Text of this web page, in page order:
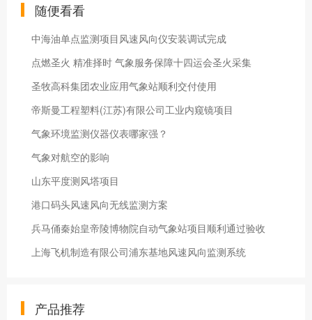
随便看看
中海油单点监测项目风速风向仪安装调试完成
点燃圣火 精准择时 气象服务保障十四运会圣火采集
圣牧高科集团农业应用气象站顺利交付使用
帝斯曼工程塑料(江苏)有限公司工业内窥镜项目
气象环境监测仪器仪表哪家强？
气象对航空的影响
山东平度测风塔项目
港口码头风速风向无线监测方案
兵马俑秦始皇帝陵博物院自动气象站项目顺利通过验收
上海飞机制造有限公司浦东基地风速风向监测系统
产品推荐